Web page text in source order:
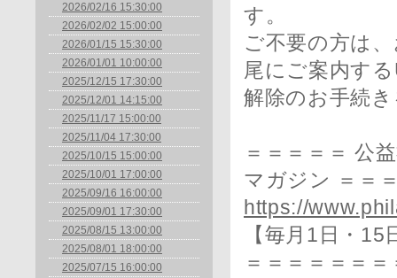
2026/02/16 15:30:00
2026/02/02 15:00:00
2026/01/15 15:30:00
2026/01/01 10:00:00
2025/12/15 17:30:00
2025/12/01 14:15:00
2025/11/17 15:00:00
2025/11/04 17:30:00
2025/10/15 15:00:00
2025/10/01 17:00:00
2025/09/16 16:00:00
2025/09/01 17:30:00
2025/08/15 13:00:00
2025/08/01 18:00:00
2025/07/15 16:00:00
す。
ご不要の方は
尾にご案内す
解除のお手続
＝＝＝＝＝ 公
マガジン ＝＝
https://
【毎月1日・15
＝＝＝＝＝＝